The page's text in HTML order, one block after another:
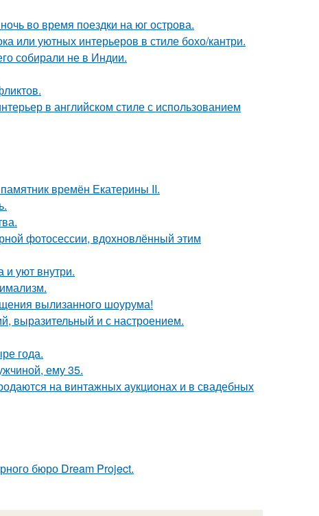
во время поездки на юг острова.
или уютных интерьеров в стиле бохо/кантри.
собирали не в Индии.
в английском стиле с использованием
времён Екатерины II.
фотосессии, вдохновлённый этим
и уют внутри.
вылизанного шоурума!
выразительный и с настроением.
года.
ему 35.
на винтажных аукционах и в свадебных
бюро Dream Project.